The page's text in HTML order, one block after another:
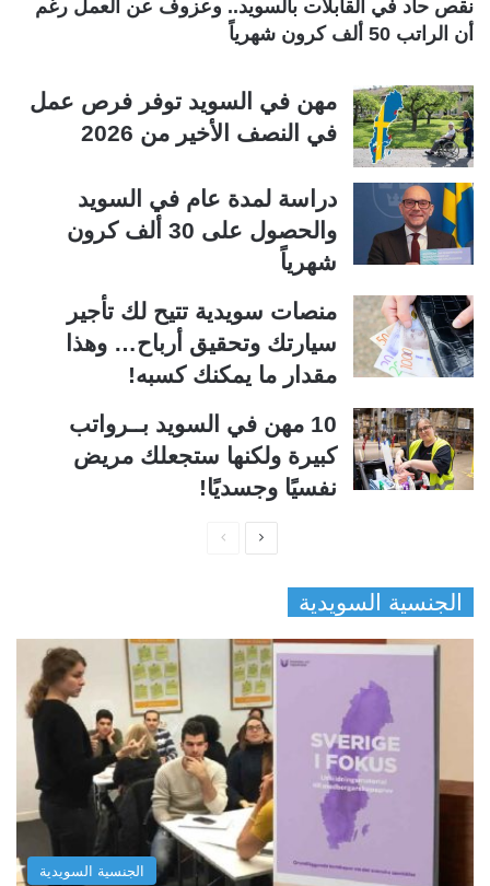
نقص حاد في القابلات بالسويد.. وعزوف عن العمل رغم
أن الراتب 50 ألف كرون شهرياً
مهن في السويد توفر فرص عمل
في النصف الأخير من 2026
دراسة لمدة عام في السويد
والحصول على 30 ألف كرون
شهرياً
منصات سويدية تتيح لك تأجير
سيارتك وتحقيق أرباح… وهذا
مقدار ما يمكنك كسبه!
10 مهن في السويد بــرواتب
كبيرة ولكنها ستجعلك مريض
نفسيًا وجسديًا!
ا
س
ا
ب
ق
ح
ة
ا
ل
ا
ل
ي
الجنسية السويدية
الجنسية السويدية